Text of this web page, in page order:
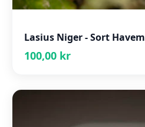
Lasius Niger - Sort
100,00 kr